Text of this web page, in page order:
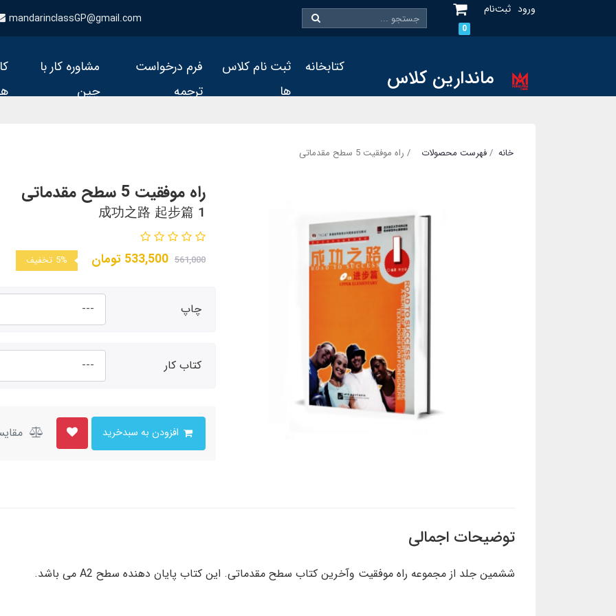
ورود ثبت‌نام
0
mandarinclassGP@gmail.com
ماندارین کلاس کتابخانه
ثبت نام کلاس
ها
فرم درخواست
ترجمه
مشاوره کار با
چین
خانه فهرست محصولات راه موفقیت 5 سطح مقدماتی
راه موفقیت 5 سطح مقدماتی
成功之路 起步篇 1
561,000
533,500 تومان 5% تخفیف
چاپ
کتاب کار
توضیحات اجمالی
ششمین جلد از مجموعه راه موفقیت وآخرین کتاب سطح مقدماتی. این کتاب پایان دهنده سطح A2 می باشد.